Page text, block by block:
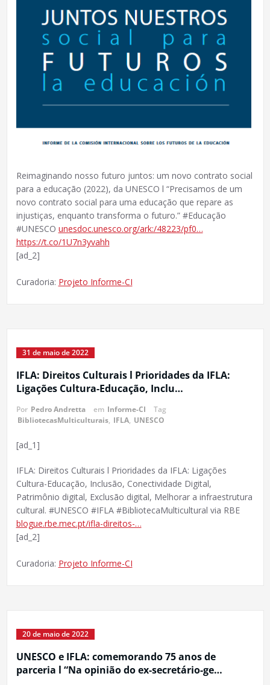
Reimaginando nosso futuro juntos: um novo contrato social
para a educação (2022), da UNESCO l “Precisamos de um
novo contrato social para uma educação que repare as
injustiças, enquanto transforma o futuro.” #Educação
#UNESCO unesdoc.unesco.org/ark:/48223/pf0…
https://t.co/1U7n3yvahh
[ad_2]
Curadoria: Projeto Informe-CI
31 de maio de 2022
IFLA: Direitos Culturais l Prioridades da IFLA:
Ligações Cultura-Educação, Inclu…
Por Pedro Andretta em Informe-CI
Tag
BibliotecasMulticulturais, IFLA, UNESCO
[ad_1]
IFLA: Direitos Culturais l Prioridades da IFLA: Ligações
Cultura-Educação, Inclusão, Conectividade Digital,
Patrimônio digital, Exclusão digital, Melhorar a infraestrutura
cultural. #UNESCO #IFLA #BibliotecaMulticultural via RBE
blogue.rbe.mec.pt/ifla-direitos-…
[ad_2]
Curadoria: Projeto Informe-CI
20 de maio de 2022
UNESCO e IFLA: comemorando 75 anos de
parceria l “Na opinião do ex-secretário-ge…